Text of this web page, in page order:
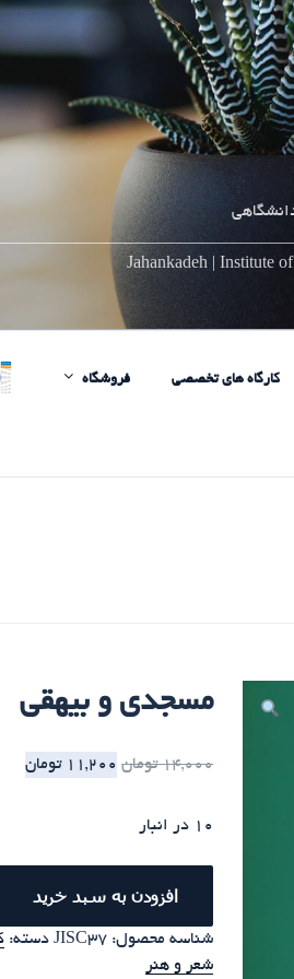
Jahankadeh | Institute
کارگاه های تخصصی فروشگاه
مسجدی و بیهقی
14,000 تومان 11,200 تومان
10 در انبار
افزودن به سبد خرید
شناسه محصول: JISC37 دسته:
شعر و هنر